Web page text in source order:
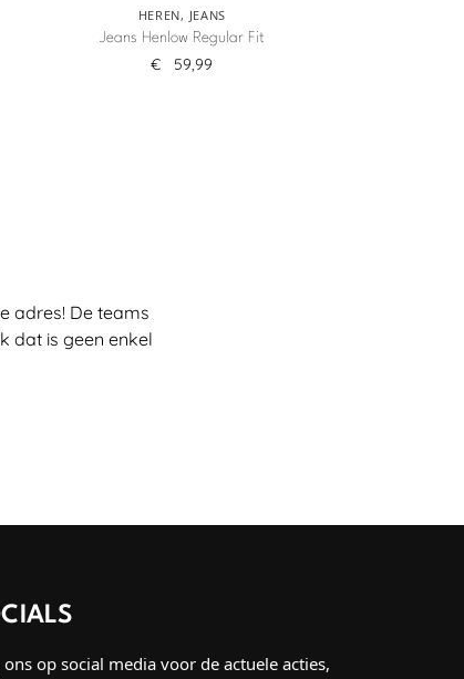
HEREN, JEANS
Jeans Henlow Regular Fit
€ 59,99
adres! De teams
dat is geen enkel
ons op social media voor de actuele acties,